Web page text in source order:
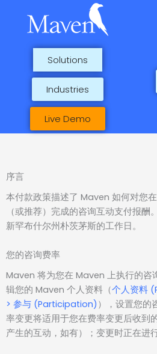
content
Solutions
Industries
Live Demo
序言
本付款政策描述了 Maven 如何对您
（或推荐）完成的咨询互动支付报酬
新罕布什尔州朴茨茅斯的工作日。
您的咨询费率
Maven 将为您在 Maven 上执行的咨
辑您的 Maven 个人资料（个人资料
> 参与 (Participation) ），设置您的
率变更将适用于您在费率变更后收到
产生的互动，如有）；变更时正在进